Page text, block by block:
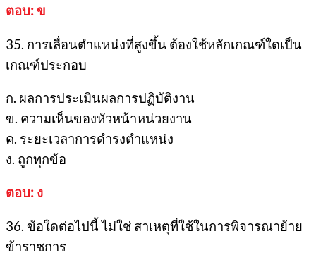
ตอบ: ข
35. การเลื่อนตำแหน่งที่สูงขึ้น ต้องใช้หลักเกณฑ์ใดเป็น
เกณฑ์ประกอบ
ก. ผลการประเมินผลการปฏิบัติงาน
ข. ความเห็นของหัวหน้าหน่วยงาน
ค. ระยะเวลาการดำรงตำแหน่ง
ง. ถูกทุกข้อ
ตอบ: ง
36. ข้อใดต่อไปนี้ ไม่ใช่ สาเหตุที่ใช้ในการพิจารณาย้าย
ข้าราชการ